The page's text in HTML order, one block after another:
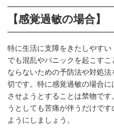
【感覚過敏の場合】
特に生活に支障をきたしやす
でも混乱やパニックを起こす
ならないための予防法や対処
切です。特に感覚過敏の場合
させようとすることは禁物で
うとしても苦痛が伴うだけで
ようにしましょう。